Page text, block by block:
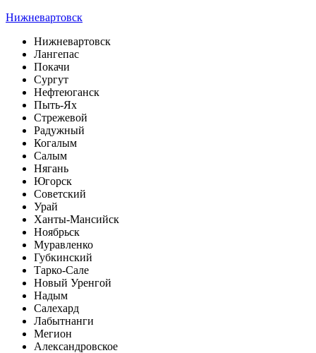
Нижневартовск
Нижневартовск
Лангепас
Покачи
Сургут
Нефтеюганск
Пыть-Ях
Стрежевой
Радужный
Когалым
Салым
Нягань
Югорск
Советский
Урай
Ханты-Мансийск
Ноябрьск
Муравленко
Губкинский
Тарко-Сале
Новый Уренгой
Надым
Салехард
Лабытнанги
Мегион
Александровское